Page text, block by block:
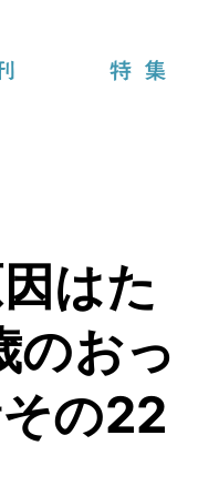
はた
のおっ
の22